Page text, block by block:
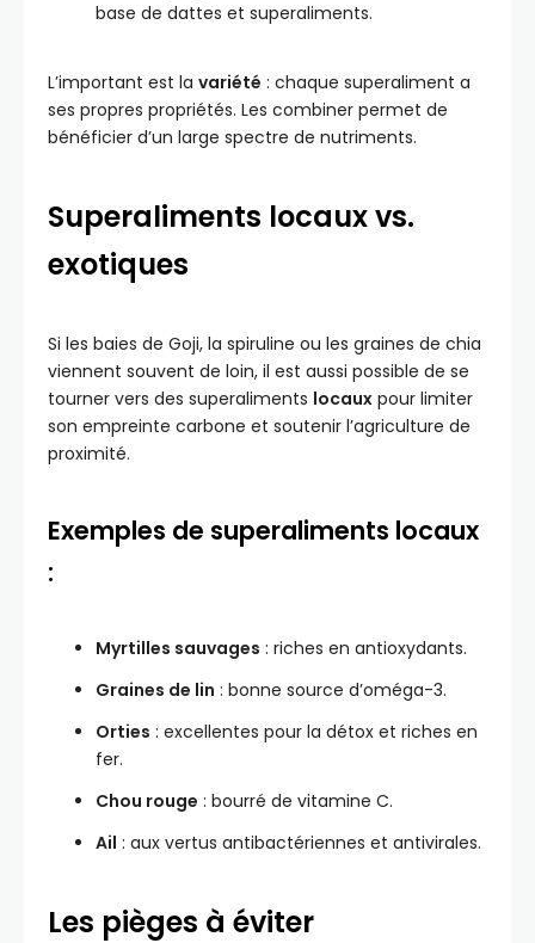
base de dattes et superaliments.
L’important est la variété : chaque superaliment a
ses propres propriétés. Les combiner permet de
bénéficier d’un large spectre de nutriments.
Superaliments locaux vs.
exotiques
Si les baies de Goji, la spiruline ou les graines de chia
viennent souvent de loin, il est aussi possible de se
tourner vers des superaliments locaux pour limiter
son empreinte carbone et soutenir l’agriculture de
proximité.
Exemples de superaliments locaux
:
Myrtilles sauvages : riches en antioxydants.
Graines de lin : bonne source d’oméga-3.
Orties : excellentes pour la détox et riches en
fer.
Chou rouge : bourré de vitamine C.
Ail : aux vertus antibactériennes et antivirales.
Les pièges à éviter